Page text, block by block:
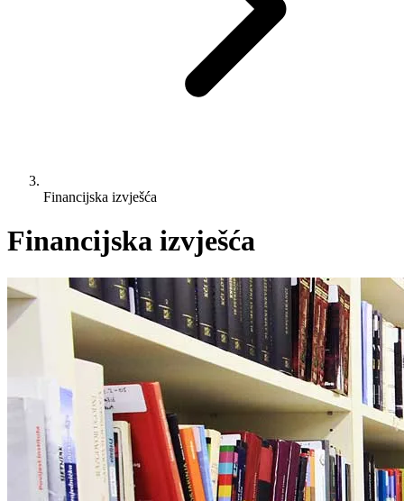
Financijska izvješća
Financijska izvješća